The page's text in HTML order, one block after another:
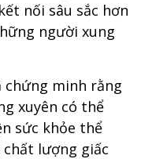
nối sâu sắc hơn
người xung
chứng minh rằng
xuyên có thể
sức khỏe thể
lượng giấc